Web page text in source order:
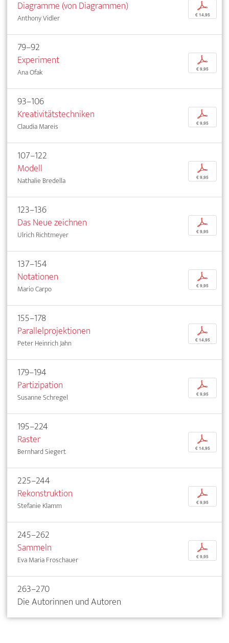
Diagramme (von Diagrammen)
Anthony Vidler
p
€ 14,95
79–92
Experiment
Ana Ofak
p
€ 9,95
93–106
Kreativitätstechniken
Claudia Mareis
p
€ 9,95
107–122
Modell
Nathalie Bredella
p
€ 9,95
123–136
Das Neue zeichnen
Ulrich Richtmeyer
p
€ 9,95
137–154
Notationen
Mario Carpo
p
€ 9,95
155–178
Parallelprojektionen
Peter Heinrich Jahn
p
€ 14,95
179–194
Partizipation
Susanne Schregel
p
€ 9,95
195–224
Raster
Bernhard Siegert
p
€ 14,95
225–244
Rekonstruktion
Stefanie Klamm
p
€ 9,95
245–262
Sammeln
Eva Maria Froschauer
p
€ 9,95
263–270
Die Autorinnen und Autoren